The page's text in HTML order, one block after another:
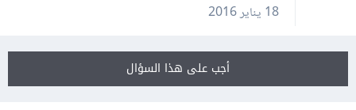
18 يناير 2016
أجب على هذا السؤال